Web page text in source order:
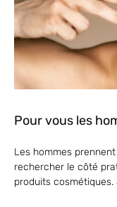
Pour vous les
Les hommes
rechercher le côté
produits cosmétiques.